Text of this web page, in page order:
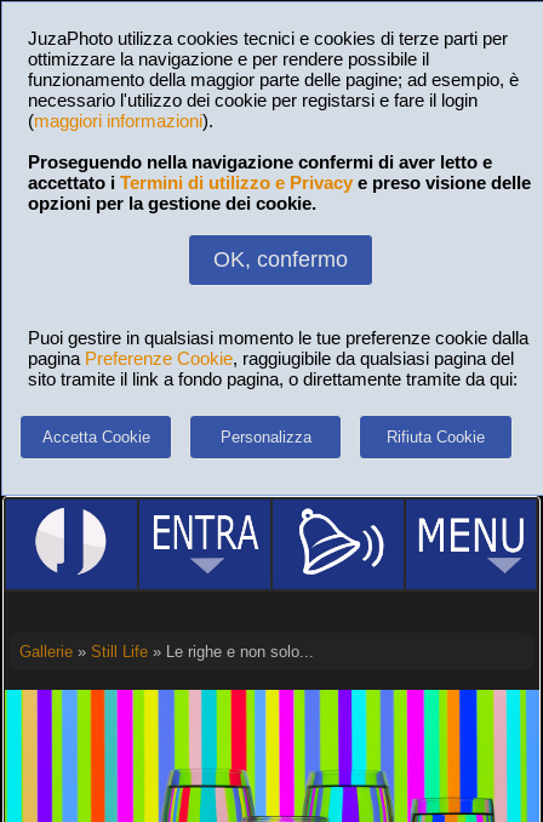
JuzaPhoto utilizza cookies tecnici e cookies di terze parti per
ottimizzare la navigazione e per rendere possibile il
funzionamento della maggior parte delle pagine; ad esempio, è
necessario l'utilizzo dei cookie per registarsi e fare il login
(maggiori informazioni).
Proseguendo nella navigazione confermi di aver letto e
accettato i Termini di utilizzo e Privacy e preso visione delle
opzioni per la gestione dei cookie.
OK, confermo
Puoi gestire in qualsiasi momento le tue preferenze cookie dalla
pagina Preferenze Cookie, raggiugibile da qualsiasi pagina del
sito tramite il link a fondo pagina, o direttamente tramite da qui:
Accetta Cookie Personalizza Rifiuta Cookie
Gallerie» Still Life» Le righe e non solo...